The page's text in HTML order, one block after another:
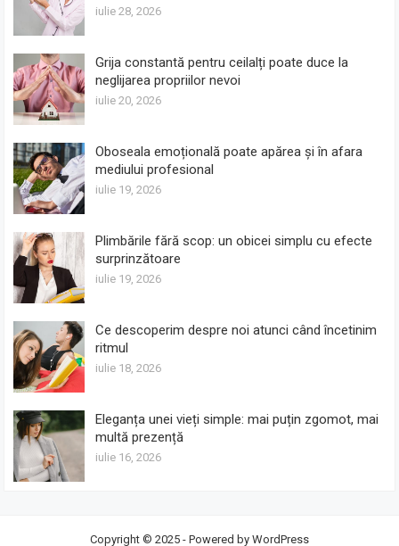
iulie 28, 2026
Grija constantă pentru ceilalți poate duce la
neglijarea propriilor nevoi
iulie 20, 2026
Oboseala emoțională poate apărea și în afara
mediului profesional
iulie 19, 2026
Plimbările fără scop: un obicei simplu cu efecte
surprinzătoare
iulie 19, 2026
Ce descoperim despre noi atunci când încetinim
ritmul
iulie 18, 2026
Eleganța unei vieți simple: mai puțin zgomot, mai
multă prezență
iulie 16, 2026
Copyright © 2025 - Powered by WordPress